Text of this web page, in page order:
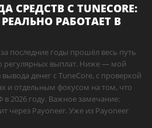
С TUNECORE:
РАБОТАЕТ В
последние годы прошёл весь путь
регулярных выплат. Ниже — мой
денег с TuneCore, с проверкой
и отдельным фокусом на том, что
в 2026 году. Важное замечание:
через Payoneer. Уже из Payoneer